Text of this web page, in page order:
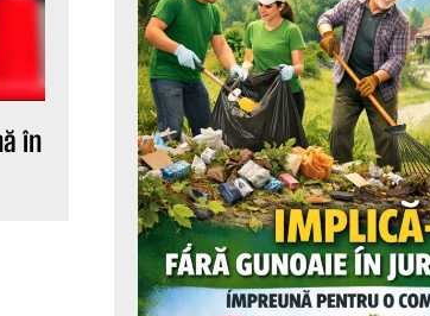
în